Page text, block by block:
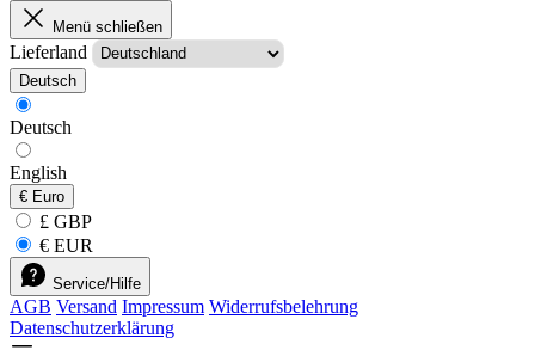
Menü schließen
Lieferland
Deutsch
Deutsch
English
€ Euro
£ GBP
€ EUR
Service/Hilfe
AGB Versand Impressum Widerrufsbelehrung
Datenschutzerklärung